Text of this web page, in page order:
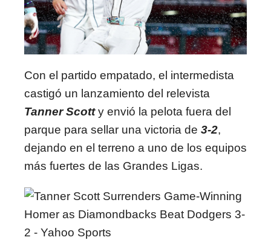
Con el partido empatado, el intermedista
castigó un lanzamiento del relevista
Tanner Scotty envió la pelota fuera del
parque para sellar una victoria de 3-2,
dejando en el terreno a uno de los equipos
más fuertes de las Grandes Ligas.